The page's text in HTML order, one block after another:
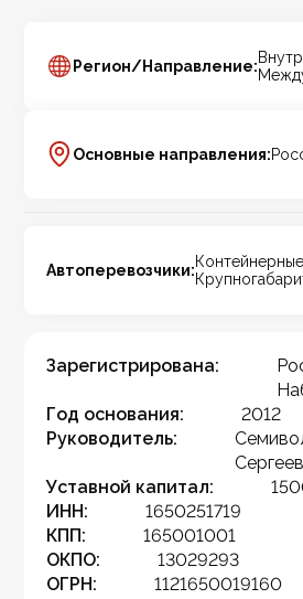
Регион/Направление:
Основные направления:
Автоперевозчики:
Зарегистрирована:
Год основания:
2012
Руководитель:
Уставной капитал:
ИНН:
1650251719
КПП:
165001001
ОКПО:
13029293
ОГРН:
1121650019160